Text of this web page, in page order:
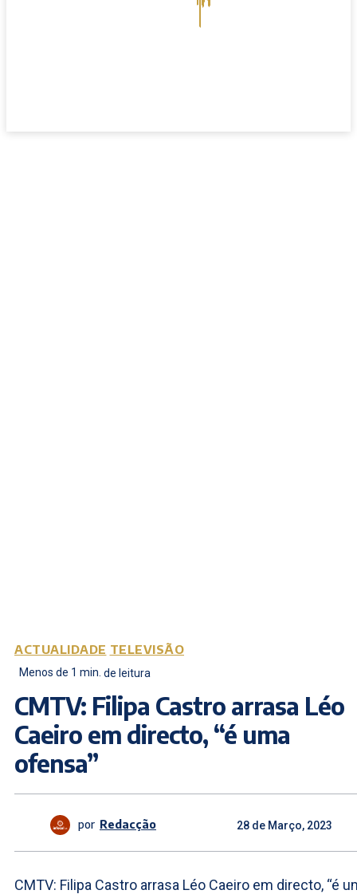
ACTUALIDADE TELEVISÃO
Menos de 1 min. de leitura
CMTV: Filipa Castro arrasa Léo
Caeiro em directo, “é uma
ofensa”
por Redacção 28 de Março, 2023
CMTV: Filipa Castro arrasa Léo Caeiro em directo, “é